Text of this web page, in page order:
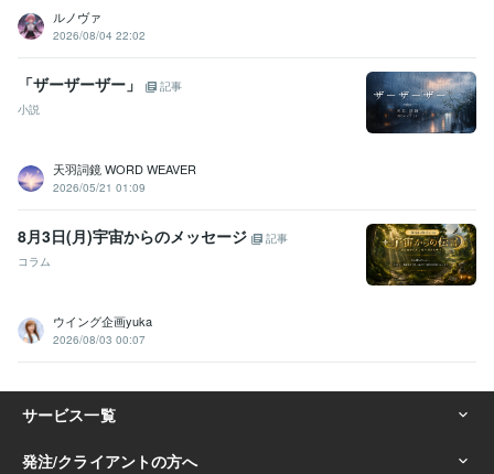
ルノヴァ
2026/08/04 22:02
「ザーザーザー」
記事
小説
天羽詞鏡 WORD WEAVER
2026/05/21 01:09
8月3日(月)宇宙からのメッセージ
記事
コラム
ウイング企画yuka
2026/08/03 00:07